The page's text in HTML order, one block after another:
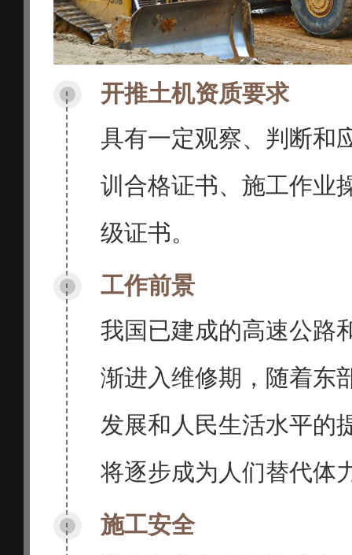
开推土机资质要求
具有一定观察、判断和
训合格证书、施工作业
级证书。
工作前景
我国已建成的高速公路
渐进入维修期，随着东
发展和人民生活水平的
将逐步成为人们替代体
施工安全